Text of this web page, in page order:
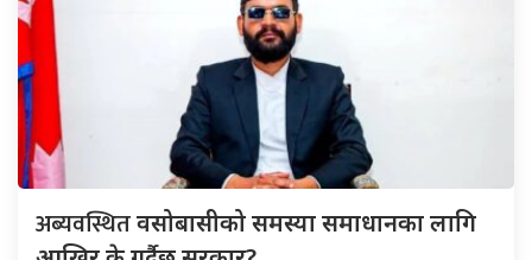
अब्यवस्थितवसोबासीको समस्या समाधानका लागि